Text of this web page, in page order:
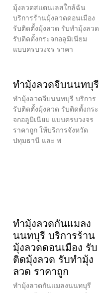
มุ้งลวดสแตนเลสใกล้ฉัน
บริการร้านมุ้งลวดดอนเมือง
รับติดตั้งมุ้งลวด รับทำมุ้งลวด
รับติดตั้งกระจกอลูมิเนียม
แบบครบวงจร ราคา
ทำมุ้งลวดจีบนนทบุรี
ทำมุ้งลวดจีบนนทบุรี บริการ
รับติดตั้งมุ้งลวด รับติดตั้งกระ
จกอลูมิเนียม แบบครบวงจร
ราคาถูก ให้บริการจังหวัด
ปทุมธานี และ พ
ทำมุ้งลวดกันแมลง
นนทบุรี บริการร้าน
มุ้งลวดดอนเมือง รับ
ติดมุ้งลวด รับทำมุ้ง
ลวด ราคาถูก
ทำมุ้งลวดกันแมลงนนทบุรี